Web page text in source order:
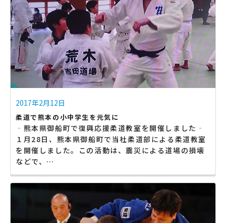
2017年2月12日
柔道で熊本の小中学生を元気に
‐熊本県御船町で復興応援柔道教室を開催しました‐
１月28日、熊本県御船町で当社柔道部による柔道教室
を開催しました。この活動は、震災による道場の損壊
などで、…